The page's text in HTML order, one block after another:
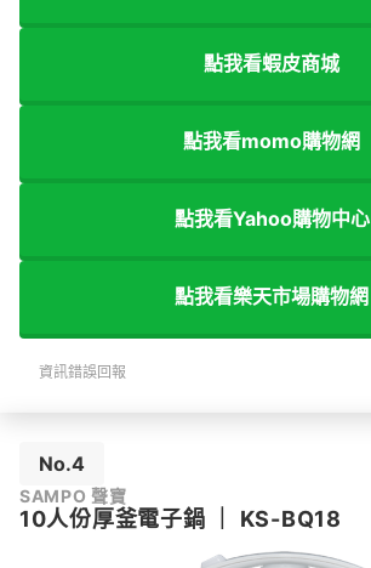
點我看蝦皮商城
點我看momo購物網
點我看Yahoo購物中心
點我看樂天市場購物網
資訊錯誤回報
No.4
SAMPO 聲寶
10人份厚釜電子鍋 KS-BQ18